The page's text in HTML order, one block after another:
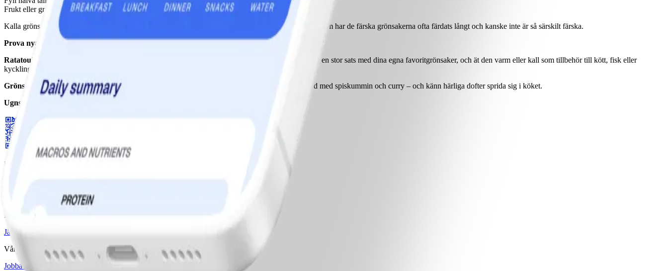
Frukt eller grönsaksstavar är bra mellanmål som ger fibrer, vätska och vitaminer
Kalla grönsaker är kanske inte det man är allra mest sugen på under höst och vintermånaderna. Dessutom har de färska grönsakerna ofta färdats långt och kanske inte är så särskilt färska.
Prova nya sätt att äta grönsaker, även i tillagad form innehåller de massor av nyttigheter.
Ratatouille
är en tomatbaserad grönsaksröra med lök och vitlök, squash, aubergine och paprika. Gör en stor sats med dina egna favoritgrönsaker, och ät den varm eller kall som tillbehör till kött, fisk eller
kyckling – eller som pastasås, kanske med lite smulad fetaost.
Grönsaksgrytamed grönsaksbuljong, morot, kikärter, purjolök och blomkål. Låt den koka en stund med spiskummin och curry – och känn härliga dofter sprida sig i köket.
Ugnsrostade
Ladda ner WW-appen
Bas+ KlimakterietGLP-1 Stöd
Priser & Erbjudanden
Jämför program & priser
Vårt företag
Jobba med oss